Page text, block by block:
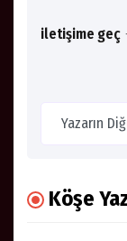
iletişime geç
Köşe